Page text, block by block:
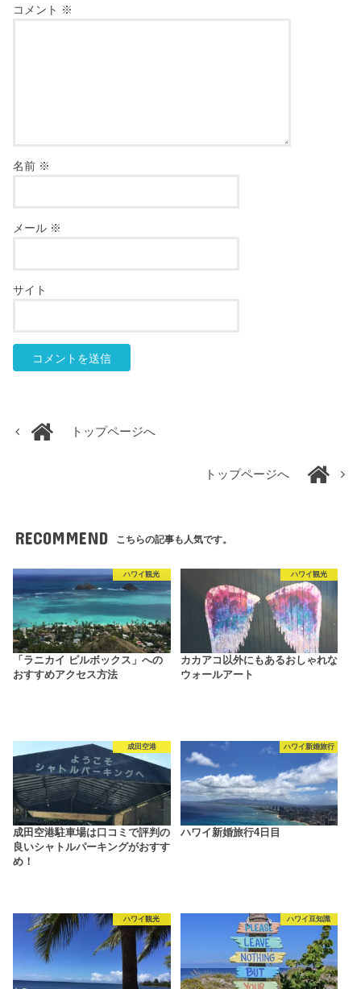
コメント ※
名前 ※
メール ※
サイト
トップページへ
トップページへ
RECOMMEND こちらの記事も人気です。
ハワイ観光
「ラニカイ ピルボックス」への
おすすめアクセス方法
ハワイ観光
カカアコ以外にもあるおしゃれな
ウォールアート
成田空港
成田空港駐車場は口コミで評判の
良いシャトルパーキングがおすす
め！
ハワイ新婚旅行
ハワイ新婚旅行4日目
ハワイ観光 ハワイ豆知識